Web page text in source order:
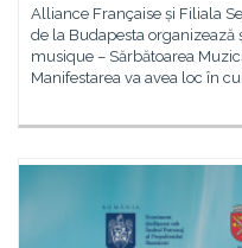
Alliance Française și Filiala
de la Budapesta organizează
musique – Sărbătoarea
Manifestarea va avea loc în